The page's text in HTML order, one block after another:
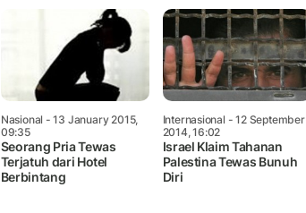
Nasional - 13 January 2015,
09:35
Seorang Pria Tewas
Terjatuh dari Hotel
Berbintang
Internasional - 12 September
2014, 16:02
Israel Klaim Tahanan
Palestina Tewas Bunuh
Diri